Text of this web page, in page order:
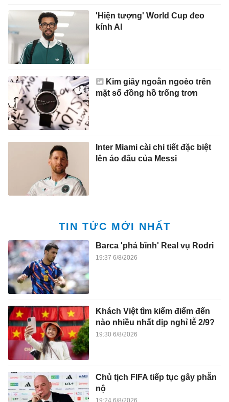
'Hiện tượng' World Cup đeo
kính AI
Kim giây ngoằn ngoèo trên
mặt số đồng hồ trống trơn
Inter Miami cài chi tiết đặc biệt
lên áo đấu của Messi
TIN TỨC MỚI NHẤT
Barca 'phá bĩnh' Real vụ Rodri
19:37 6/8/2026
Khách Việt tìm kiếm điểm đến
nào nhiều nhất dịp nghỉ lễ 2/9?
19:30 6/8/2026
Chủ tịch FIFA tiếp tục gây phẫn
nộ
19:24 6/8/2026